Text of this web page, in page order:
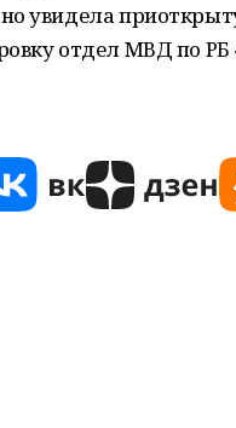
увидела
отдел МВД по